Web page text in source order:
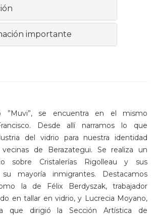
importante
”Muvi”, se encuentra en el mismo
Desde allí narramos lo que
del vidrio para nuestra identidad
de Berazategui. Se realiza un
sobre Cristalerías Rigolleau y sus
mayoría inmigrantes. Destacamos
la de Félix Berdyszak, trabajador
en tallar en vidrio, y Lucrecia Moyano,
que dirigió la Sección Artística de